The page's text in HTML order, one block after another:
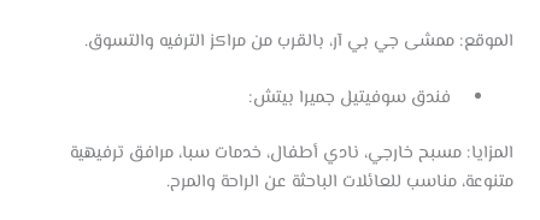
الموقع: ممشى جي بي آر، بالقرب من مراكز الترفيه والتسوق.
فندق سوفيتيل جميرا بيتش:
المزايا: مسبح خارجي، نادي أطفال، خدمات سبا، مرافق ترفيهية
متنوعة، مناسب للعائلات الباحثة عن الراحة والمرح.